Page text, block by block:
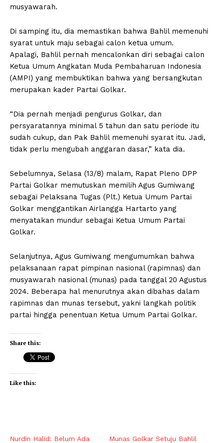
musyawarah.
Di samping itu, dia memastikan bahwa Bahlil memenuhi
syarat untuk maju sebagai calon ketua umum.
Apalagi, Bahlil pernah mencalonkan diri sebagai calon
Ketua Umum Angkatan Muda Pembaharuan Indonesia
(AMPI) yang membuktikan bahwa yang bersangkutan
merupakan kader Partai Golkar.
“Dia pernah menjadi pengurus Golkar, dan
persyaratannya minimal 5 tahun dan satu periode itu
sudah cukup, dan Pak Bahlil memenuhi syarat itu. Jadi,
tidak perlu mengubah anggaran dasar,” kata dia.
Sebelumnya, Selasa (13/8) malam, Rapat Pleno DPP
Partai Golkar memutuskan memilih Agus Gumiwang
sebagai Pelaksana Tugas (Plt.) Ketua Umum Partai
Golkar menggantikan Airlangga Hartarto yang
menyatakan mundur sebagai Ketua Umum Partai
Golkar.
Selanjutnya, Agus Gumiwang mengumumkan bahwa
pelaksanaan rapat pimpinan nasional (rapimnas) dan
musyawarah nasional (munas) pada tanggal 20 Agustus
2024. Beberapa hal menurutnya akan dibahas dalam
rapimnas dan munas tersebut, yakni langkah politik
partai hingga penentuan Ketua Umum Partai Golkar.
Share this:
Like this:
Nurdin Halid: Belum Ada
Munas Golkar Setuju Bahlil